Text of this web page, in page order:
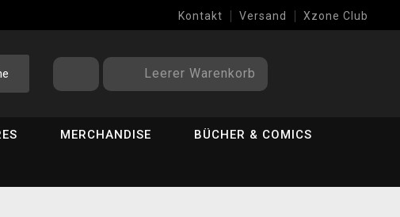
Kontakt Versand Xzone Club
Leerer Warenkorb
MERCHANDISE BÜCHER & COMICS